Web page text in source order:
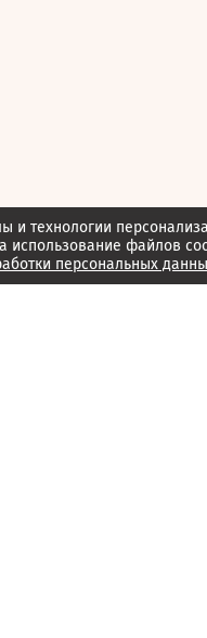
и технологии
использование файлов
персональных